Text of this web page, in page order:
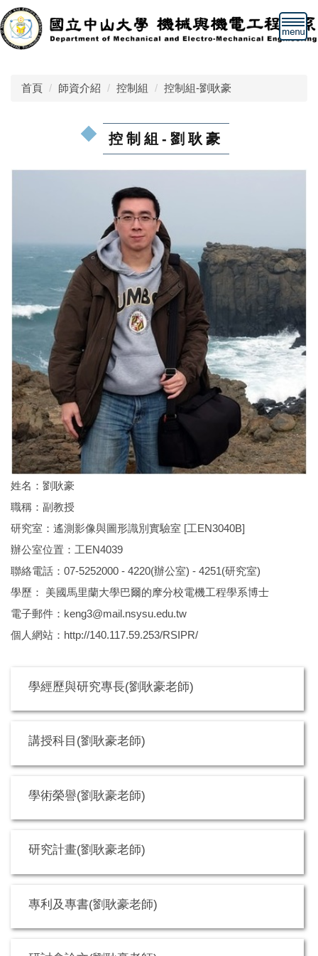
跳
到
主
首頁 師資介紹 控制組 控制組-劉耿豪
控制組-劉耿豪
姓名：劉耿豪
職稱：副教授
研究室：遙測影像與圖形識別實驗室 [工EN3040B]
辦公室位置：工EN4039
聯絡電話：07-5252000 - 4220(辦公室) - 4251(研究室)
學歷：
美國馬里蘭大學巴爾的摩分校電機工程學系博士
電子郵件： keng3@mail.nsysu.edu.tw
個人網站： http://140.117.59.253/RSIPR/
學經歷與研究專長(劉耿豪老師)
講授科目(劉耿豪老師)
學術榮譽(劉耿豪老師)
研究計畫(劉耿豪老師)
專利及專書(劉耿豪老師)